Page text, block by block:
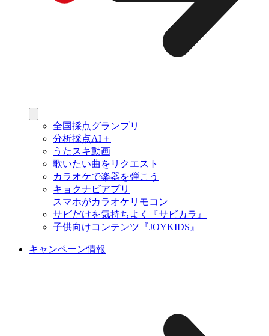
全国採点グランプリ
分析採点AI＋
うたスキ動画
歌いたい曲をリクエスト
カラオケで楽器を弾こう
キョクナビアプリ
スマホがカラオケリモコン
サビだけを気持ちよく『サビカラ』
子供向けコンテンツ『JOYKIDS』
キャンペーン情報